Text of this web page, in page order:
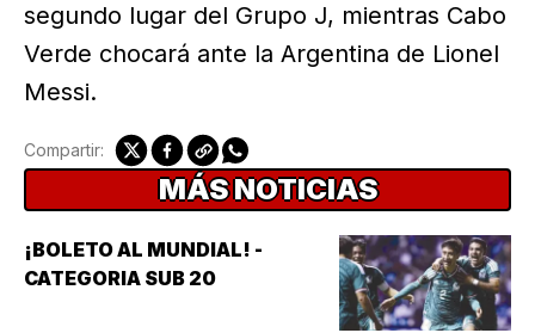
segundo lugar del Grupo J, mientras Cabo
Verde chocará ante la Argentina de Lionel
Messi.
Compartir:
MÁS NOTICIAS
¡BOLETO AL MUNDIAL! -
CATEGORIA SUB 20